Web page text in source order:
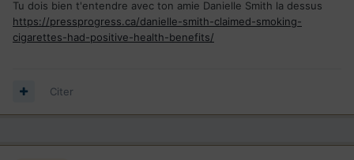
Tu dois bien t'entendre avec ton amie Danielle Smith la dessus
https://pressprogress.ca/danielle-smith-claimed-smoking-
cigarettes-had-positive-health-benefits/
Citer